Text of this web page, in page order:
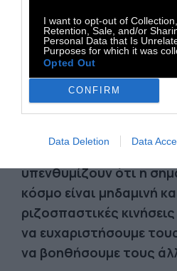
I want to opt-out of
Retention, Sale, and/or
Personal Data that Is
Purposes for which it was
Opted Out
CONFIRM
Data Deletion Data
Η άνοδος της πολιτικής
αποδεικνύει.
προηγούμενοι οπαδοί
καίγονται. Αν πρόκειται
γιατί δεν είστε τέρμα
καλό θέμα συζήτησης:
δημοκρατικός
απλώς ρεφορμιστές».
υπενθυμίζουν ότι η
κόσμο είναι μηδαμινή
ριζοσπαστικές
να ευχαριστήσουμε
να βοηθήσουμε τους